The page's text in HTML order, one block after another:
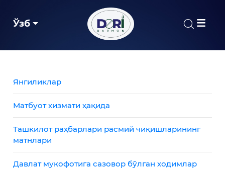
Ўзб
Янгиликлар
Матбуот хизмати ҳақида
Ташкилот раҳбарлари расмий чиқишларининг
матнлари
Давлат мукофотига сазовор бўлган ходимлар